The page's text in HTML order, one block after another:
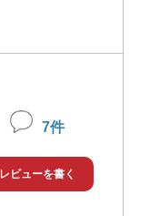
7件
レビューを書く